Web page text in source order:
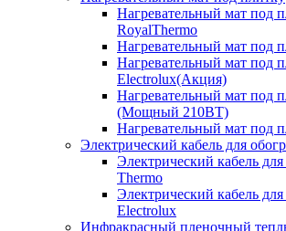
Нагревательный мат под
RoyalThermo
Нагревательный мат под
Нагревательный мат под
Electrolux(Акция)
Нагревательный мат под
(Мощный 210ВТ)
Нагревательный мат под
Электрический кабель для
Электрический кабель
Thermo
Электрический кабель
Electrolux
Инфракрасный пленочный